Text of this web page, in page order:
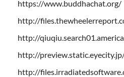
https://www.buddhachat.org/
http://
http://
http://
http://